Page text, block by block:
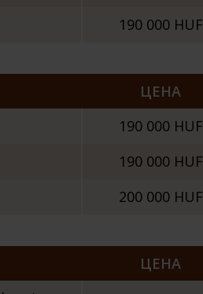
190 000 HUF
ЦЕНА
190 000 HUF
190 000 HUF
200 000 HUF
ЦЕНА